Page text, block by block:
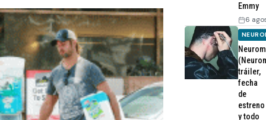
Emmy
6
tráiler,
fecha
de
estreno
y todo